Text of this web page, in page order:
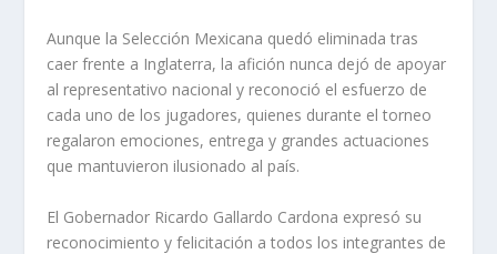
Aunque la Selección Mexicana quedó eliminada tras
caer frente a Inglaterra, la afición nunca dejó de apoyar
al representativo nacional y reconoció el esfuerzo de
cada uno de los jugadores, quienes durante el torneo
regalaron emociones, entrega y grandes actuaciones
que mantuvieron ilusionado al país.
El Gobernador Ricardo Gallardo Cardona expresó su
reconocimiento y felicitación a todos los integrantes de